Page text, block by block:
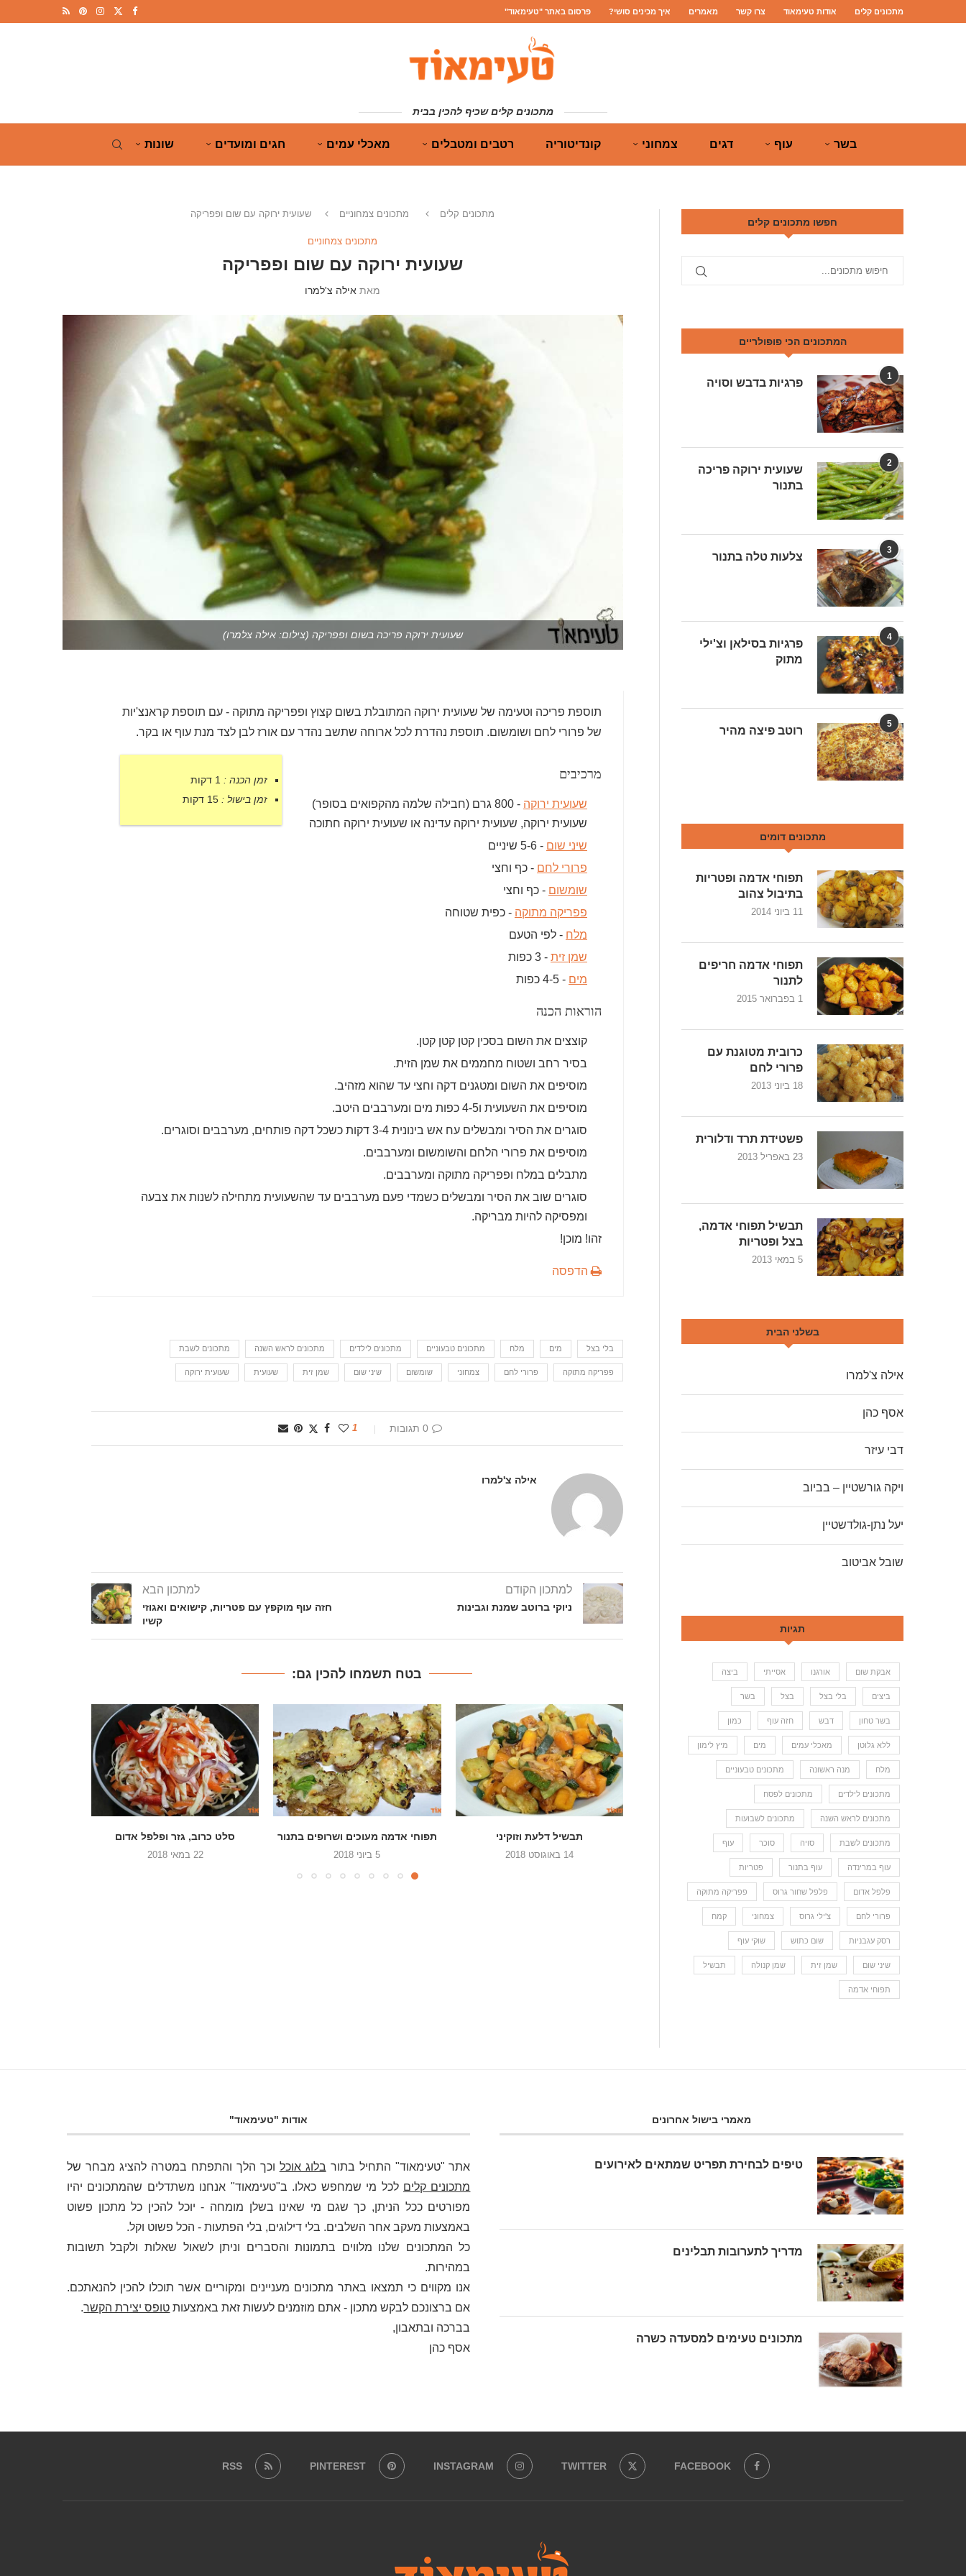
מתכונים קלים אודות טעימאוד צרו קשר מאמרים איך מכינים סושי? פרסום באתר "טעימאוד"
מתכונים קלים שכיף להכין בבית
בשר עוף דגים צמחוני קונדיטוריה רטבים ומטבלים מאכלי עמים חגים ומועדים שונות
מתכונים קלים מתכונים צמחוניים שעועית ירוקה עם שום ופפריקה
מתכונים צמחוניים
שעועית ירוקה עם שום ופפריקה
מאת אילה צ'למרו
שעועית ירוקה פריכה בשום ופפריקה (צילום: אילה צלמרו)
תוספת פריכה וטעימה של שעועית ירוקה המתובלת בשום קצוץ ופפריקה מתוקה - עם תוספת קראנצ'יות
של פרורי לחם ושומשום. תוספת נהדרת לכל ארוחה שתשב נהדר עם אורז לבן לצד מנת עוף או בקר.
זמן הכנה : 1 דקות
זמן בישול : 15 דקות
מרכיבים
שעועית ירוקה
- 800 גרם (חבילה שלמה מהקפואים בסופר)
שעועית ירוקה, שעועית ירוקה עדינה או שעועית ירוקה חתוכה
שיני שום - 5-6 שיניים
פרורי לחם - כף וחצי
שומשום - כף וחצי
פפריקה מתוקה - כפית שטוחה
מלח - לפי הטעם
שמן זית - 3 כפות
מים - 4-5 כפות
הוראות הכנה
קוצצים את השום בסכין קטן קטן קטן.
בסיר רחב ושטוח מחממים את שמן הזית.
מוסיפים את השום ומטגנים דקה וחצי עד שהוא מזהיב.
מוסיפים את השעועית ו4-5 כפות מים ומערבבים היטב.
סוגרים את הסיר ומבשלים עח אש בינונית 3-4 דקות כשכל דקה פותחים, מערבבים וסוגרים.
מוסיפים את פרורי הלחם והשומשום ומערבבים.
מתבלים במלח ופפריקה מתוקה ומערבבים.
סוגרים שוב את הסיר ומבשלים כשמדי פעם מערבבים עד שהשעועית מתחילה לשנות את צבעה
ומפסיקה להיות מבריקה.
זהו! מוכן!
הדפסה
בלי בצל מים מלח מתכונים טבעוניים מתכונים לילדים מתכונים לראש השנה מתכונים לשבת
פפריקה מתוקה פרורי לחם צמחוני שומשום שיני שום שמן זית שעועית שעועית ירוקה
0 תגובות 1
אילה צ'למרו
למתכון הקודם
ניוקי ברוטב שמנת וגבינות
למתכון הבא
חזה עוף מוקפץ עם פטריות, קישואים ואגוזי
קשיו
בטח תשמחו להכין גם:
תבשיל דלעת וזוקיני
14 באוגוסט 2018
תפוחי אדמה מעוכים ושרופים בתנור
5 ביוני 2018
סלט כרוב, גזר ופלפל אדום
22 במאי 2018
סלט עגבניות שרי עם שום וכוסברה
9 במאי 2018
חפשו מתכונים קלים
המתכונים הכי פופולריים
1
פרגיות בדבש וסויה
2
שעועית ירוקה פריכה
בתנור
3
צלעות טלה בתנור
4
פרגיות בסילאן וצ'ילי
מתוק
5
רוטב פיצה מהיר
מתכונים דומים
תפוחי אדמה ופטריות
בתיבול צהוב
11 ביוני 2014
תפוחי אדמה חריפים
לתנור
1 בפברואר 2015
כרובית מטוגנת עם
פרורי לחם
18 ביוני 2013
פשטידת תרד ודלורית
23 באפריל 2013
תבשיל תפוחי אדמה,
בצל ופטריות
5 במאי 2013
בשלני הבית
אילה צ'למרו
אסף כהן
דבי עיזר
ויקה גורשטיין – בביוב
יעל נתן-גולדשטיין
שובל אביטוב
תגיות
אבקת שום אורגנו אסייתי ביצה
ביצים בלי בצל בצל בשר
בשר טחון דבש חזה עוף כמון
ללא גלוטן מאכלי עמים מים מיץ לימון
מלח מנה ראשונה מתכונים טבעוניים
מתכונים לילדים מתכונים לפסח
מתכונים לראש השנה מתכונים לשבועות
מתכונים לשבת סויה סוכר עוף
עוף במרינדה עוף בתנור פטריות
פלפל אדום פלפל שחור גרוס פפריקה מתוקה
פרורי לחם צ'ילי גרוס צמחוני קמח
רסק עגבניות שום כתוש שוקי עוף
שיני שום שמן זית שמן קנולה תבשיל
תפוחי אדמה
מאמרי בישול אחרונים
טיפים לבחירת תפריט שמתאים לאירועים
מדריך לתערובות תבלינים
מתכונים טעימים למסעדה כשרה
אודות "טעימאוד"
אתר "טעימאוד" התחיל בתור בלוג אוכל וכך הלך והתפתח במטרה להציג מבחר של
מתכונים קלים לכל מי שמחפש כאלו. ב"טעימאוד" אנחנו משתדלים שהמתכונים יהיו
מפורטים ככל הניתן, כך שגם מי שאינו בשלן מומחה - יוכל להכין כל מתכון פשוט
באמצעות מעקב אחר השלבים. בלי דילוגים, בלי הפתעות - הכל פשוט וקל.
כל המתכונים שלנו מלווים בתמונות והסברים וניתן לשאול שאלות ולקבל תשובות
במהירות.
אנו מקווים כי תמצאו באתר מתכונים מעניינים ומקוריים אשר תוכלו להכין להנאתכם.
אם ברצונכם לבקש מתכון - אתם מוזמנים לעשות זאת באמצעות טופס יצירת הקשר.
בברכה ובתאבון,
אסף כהן
FACEBOOK
TWITTER
INSTAGRAM
PINTEREST
RSS